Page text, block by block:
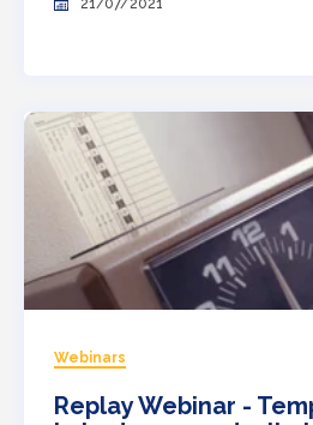
21/07/2021
Webinars
Replay Webinar -